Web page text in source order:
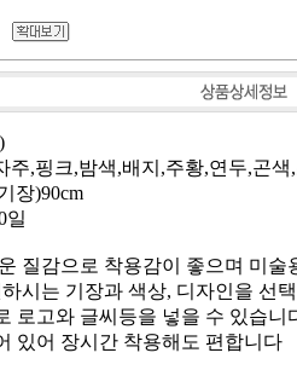
,핑크,밤색,배지,주황,연두,곤색
장)90cm
일
질감으로 착용감이 좋으며 미술
시는 기장과 색상, 디자인을 선
로고와 글씨등을 넣을 수 있습니
있어 장시간 착용해도 편합니다